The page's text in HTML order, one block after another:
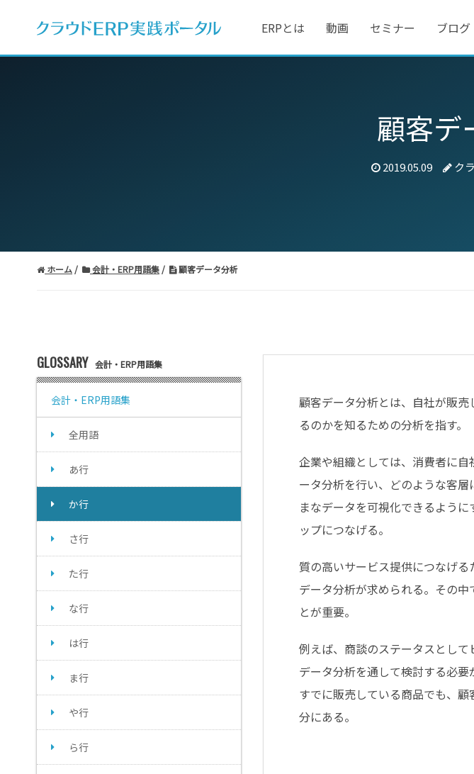
ERPとは 動画 セミナー ブログ
顧客デ
2019.05.09 ク
ホーム 会計・ERP用語集 顧客データ分析
GLOSSARY 会計・ERP用語集
会計・ERP用語集
全用語
あ行
か行
さ行
た行
な行
は行
ま行
や行
ら行
顧客データ分析とは、自社が販
るのかを知るための分析を指す。
企業や組織としては、消費者に
ータ分析を行い、どのような客
まなデータを可視化できるよう
ップにつなげる。
質の高いサービス提供につなげ
データ分析が求められる。その
とが重要。
例えば、商談のステータスとし
データ分析を通して検討する必要
すでに販売している商品でも、
分にある。